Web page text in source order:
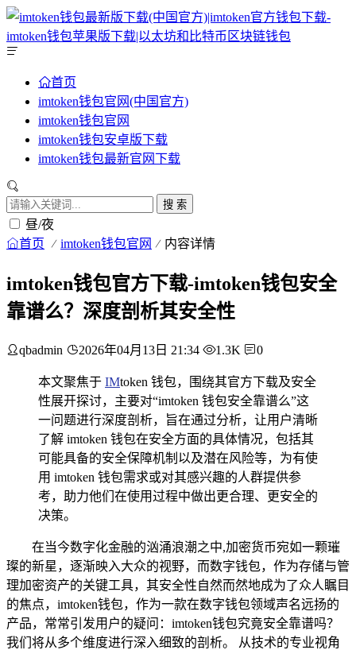
首页
imtoken钱包官网(中国官方)
imtoken钱包官网
imtoken钱包安卓版下载
imtoken钱包最新官网下载
搜 索
昼/夜
首页 imtoken钱包官网 内容详情
imtoken钱包官方下载-imtoken钱包安全
靠谱么？深度剖析其安全性
qbadmin 2026年04月13日 21:34 1.3K 0
本文聚焦于 IMtoken 钱包，围绕其官方下载及安全
性展开探讨，主要对“imtoken 钱包安全靠谱么”这
一问题进行深度剖析，旨在通过分析，让用户清晰
了解 imtoken 钱包在安全方面的具体情况，包括其
可能具备的安全保障机制以及潜在风险等，为有使
用 imtoken 钱包需求或对其感兴趣的人群提供参
考，助力他们在使用过程中做出更合理、更安全的
决策。
在当今数字化金融的汹涌浪潮之中,加密货币宛如一颗璀
璨的新星，逐渐映入大众的视野，而数字钱包，作为存储与管
理加密资产的关键工具，其安全性自然而然地成为了众人瞩目
的焦点，imtoken钱包，作为一款在数字钱包领域声名远扬的
产品，常常引发用户的疑问：imtoken钱包究竟安全靠谱吗？
我们将从多个维度进行深入细致的剖析。 从技术的专业视角